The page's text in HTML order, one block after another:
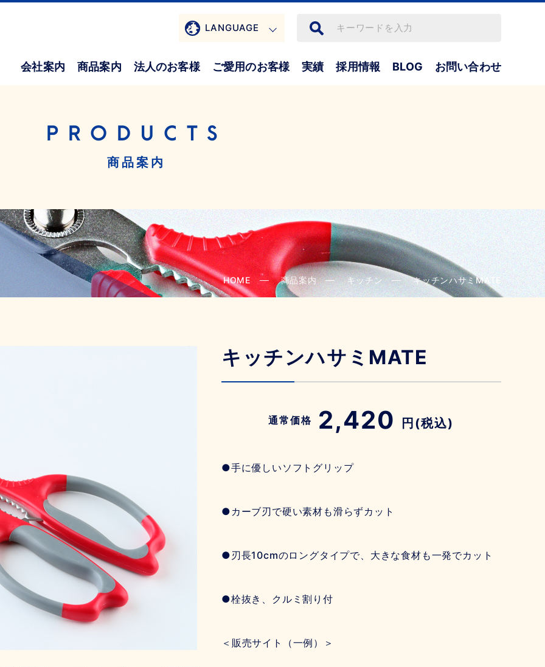
LANGUAGE
会社案内 商品案内 法人のお客様 ご愛用のお客様 実績 採用情報 BLOG お問い合わせ
PRODUCTS
商品案内
HOME 商品案内 キッチン キッチンハサミMATE
キッチンハサミMATE
通常価格 2,420 円(税込)
●手に優しいソフトグリップ
●カーブ刃で硬い素材も滑らずカット
●刃長10cmのロングタイプで、大きな食材も一発でカット
●栓抜き、クルミ割り付
＜販売サイト（一例）＞